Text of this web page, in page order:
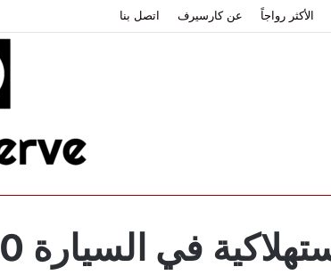
الأكثر رواجاً عن كارسيرف اتصل بنا